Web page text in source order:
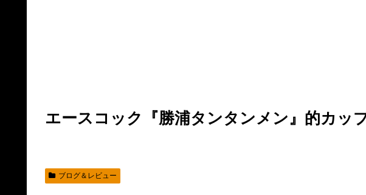
エースコック『勝浦タンタンメン』的カッ
ブログ＆レビュー